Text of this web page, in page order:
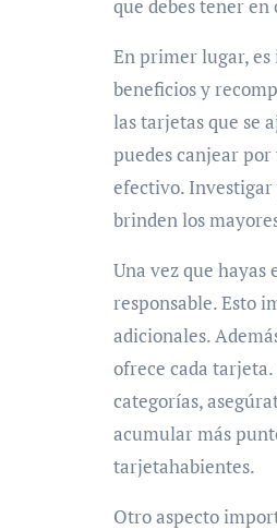
que debes tener en
En primer lugar,
beneficios y
las tarjetas que se
puedes canjear
efectivo.
brinden los
Una vez que
responsable. Esto
adicionales.
ofrece cada
categorías,
acumular más
tarjetahabientes.
Otro aspecto